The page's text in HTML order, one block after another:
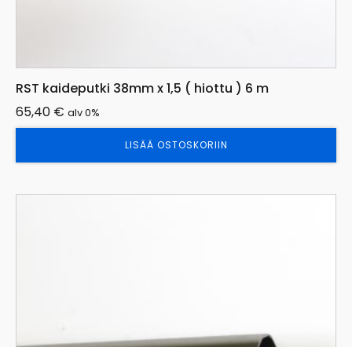
RST kaideputki 38mm x 1,5 ( hiottu ) 6 m
65,40 € alv 0%
LISÄÄ OSTOSKORIIN